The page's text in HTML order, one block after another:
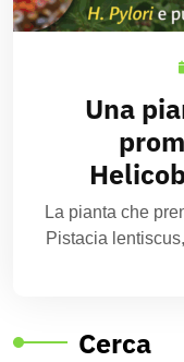
Una
La pianta che
Pistacia
Cerca